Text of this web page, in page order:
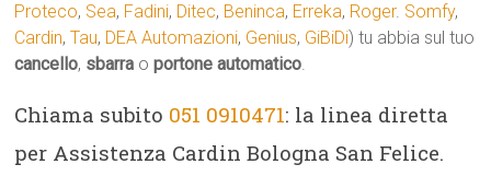
Proteco, Sea, Fadini, Ditec, Beninca, Erreka, Roger. Somfy,
Cardin,Tau, DEA Automazioni, Genius, GiBiDi) tu abbia sul tuo
cancello, sbarra oportone automatico.
Chiama subito 051 0910471: la linea diretta
per Assistenza Cardin Bologna San Felice.